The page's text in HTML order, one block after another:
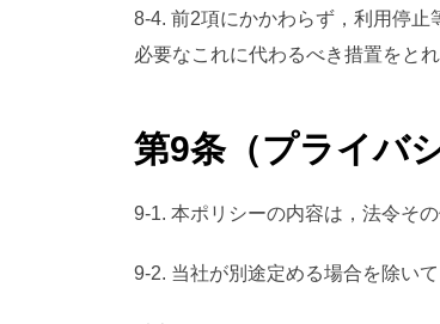
8-4. 前2項にかかわらず，利用停
必要なこれに代わるべき措置をと
第9条（プライバ
9-1. 本ポリシーの内容は，法令そ
9-2. 当社が別途定める場合を除い